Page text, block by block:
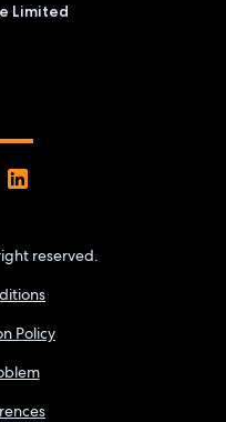
Limited
reserved.
Policy